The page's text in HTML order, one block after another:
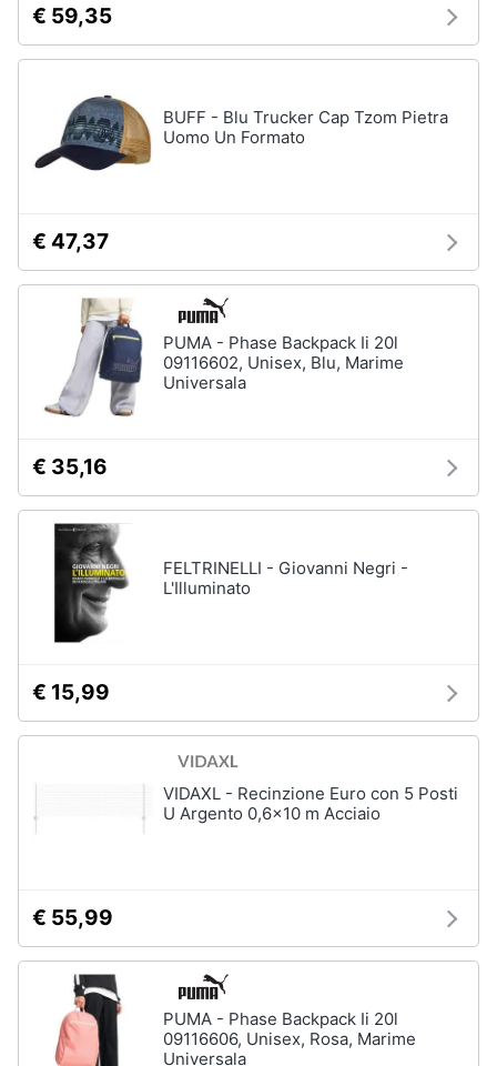
€ 59,35
BUFF - Blu Trucker Cap Tzom Pietra
Uomo Un Formato
€ 47,37
PUMA - Phase Backpack Ii 20l
09116602, Unisex, Blu, Marime
Universala
€ 35,16
FELTRINELLI - Giovanni Negri -
L'Illuminato
€ 15,99
VIDAXL - Recinzione Euro con 5 Posti
U Argento 0,6x10 m Acciaio
€ 55,99
PUMA - Phase Backpack Ii 20l
09116606, Unisex, Rosa, Marime
Universala